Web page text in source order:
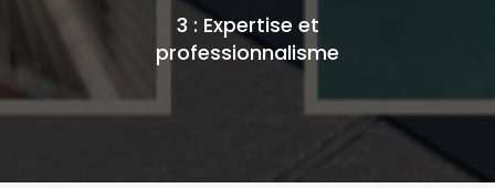
3 : Expertise et
professionnalisme